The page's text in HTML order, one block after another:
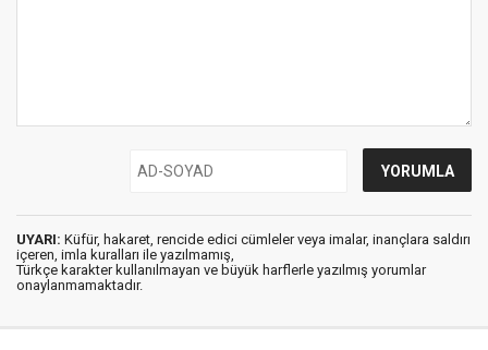
UYARI: Küfür, hakaret, rencide edici cümleler veya imalar, inançlara saldırı
içeren, imla kuralları ile yazılmamış,
Türkçe karakter kullanılmayan ve büyük harflerle yazılmış yorumlar
onaylanmamaktadır.